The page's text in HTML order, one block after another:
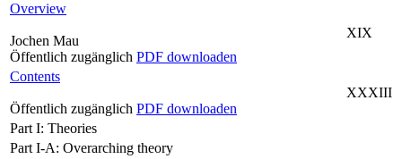
Overview
Jochen Mau
Öffentlich zugänglich PDF downloaden
XIX
Contents
Öffentlich zugänglich PDF downloaden
XXXIII
Part I: Theories
Part I-A: Overarching theory